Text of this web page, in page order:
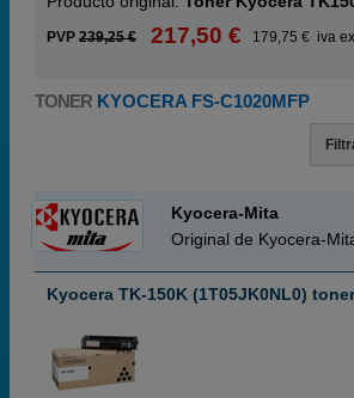
PVP 239,25 € 217,50 € 179,75 € iva ex
TONER KYOCERA FS-C1020MFP
Kyocera-Mita
Original de Kyocera-
Kyocera TK-150K (1T05JK0NL0)